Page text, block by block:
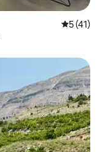
5 de uma
5 (41)